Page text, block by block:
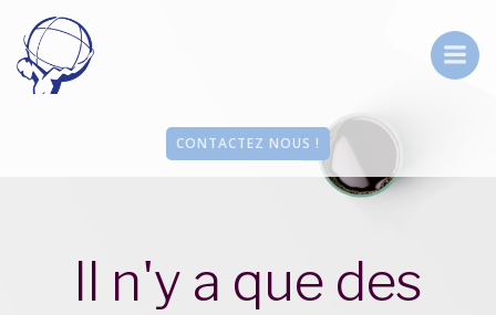
CONTACTEZ NOUS !
Il n'y a que des